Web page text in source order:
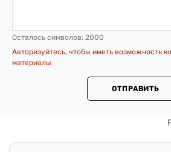
Осталось символов: 2000
Авторизуйтесь, чтобы иметь возможность
материалы
ОТПРАВИТЬ